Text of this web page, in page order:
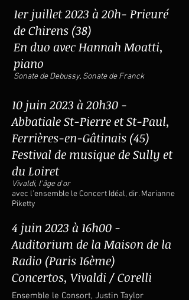
1er juillet 2023 à 20h- Prieuré
de Chirens (38)
En duo avec Hannah Moatti,
piano
Sonate de Debussy, Sonate de Franck
10 juin 2023 à 20h30 -
Abbatiale St-Pierre et St-Paul,
Ferrières-en-Gâtinais (45)
Festival de musique de Sully et
du Loiret
Vivaldi, l'âge d'or
avec l’ensemble le Concert Idéal, dir. Marianne
Piketty
4 juin 2023 à 16h00 -
Auditorium de la Maison de la
Radio (Paris 16ème)
Concertos, Vivaldi / Corelli
Ensemble le Consort, Justin Taylor